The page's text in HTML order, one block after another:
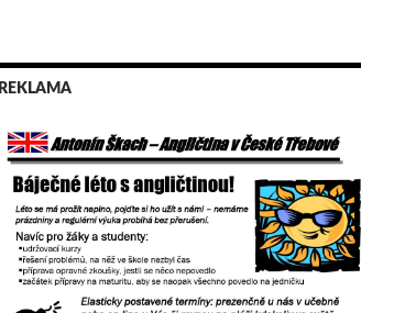
REKLAMA